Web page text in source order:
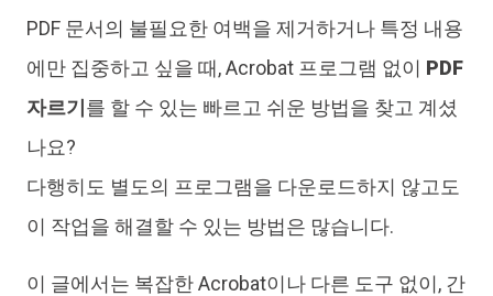
PDF 문서의 불필요한 여백을 제거하거나 특정 내용
에만 집중하고 싶을 때, Acrobat 프로그램 없이 PDF
자르기 를 할 수 있는 빠르고 쉬운 방법을 찾고 계셨
나요?
다행히도 별도의 프로그램을 다운로드하지 않고도
이 작업을 해결할 수 있는 방법은 많습니다.
이 글에서는 복잡한 Acrobat이나 다른 도구 없이, 간